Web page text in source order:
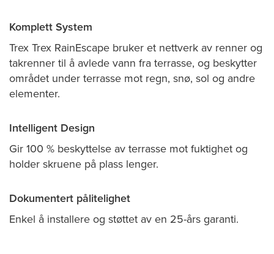
Komplett System
Trex Trex RainEscape bruker et nettverk av renner og
takrenner til å avlede vann fra terrasse, og beskytter
området under terrasse mot regn, snø, sol og andre
elementer.
Intelligent Design
Gir 100 % beskyttelse av terrasse mot fuktighet og
holder skruene på plass lenger.
Dokumentert pålitelighet
Enkel å installere og støttet av en 25-års garanti.